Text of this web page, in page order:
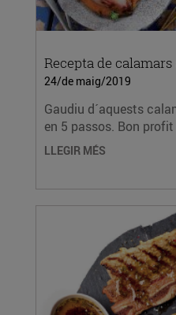
Recepta de
24/de maig/2019
Gaudiu d´aquests
en 5 passos. Bon profit
LLEGIR MÉS